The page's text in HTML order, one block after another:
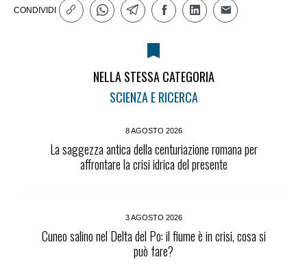
CONDIVIDI
NELLA STESSA CATEGORIA
SCIENZA E RICERCA
8 AGOSTO 2026
La saggezza antica della centuriazione romana per
affrontare la crisi idrica del presente
3 AGOSTO 2026
Cuneo salino nel Delta del Po: il fiume è in crisi, cosa si
può fare?